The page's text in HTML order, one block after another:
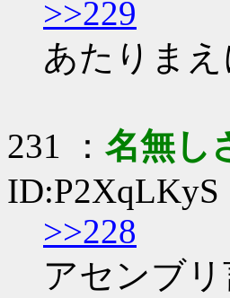
>>229
あたりま
231 ： 名無し
ID:P2XqLKyS
>>228
アセンブ